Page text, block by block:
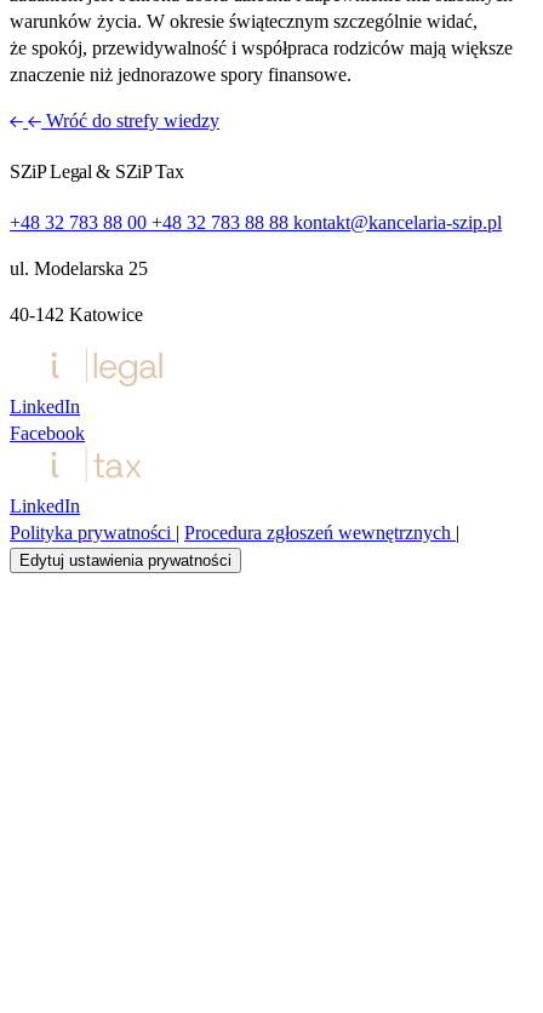
warunków życia. W okresie świątecznym szczególnie widać,
że spokój, przewidywalność i współpraca rodziców mają większe
znaczenie niż jednorazowe spory finansowe.
Wróć do strefy wiedzy
SZiP Legal & SZiP Tax
+48 32 783 88 00 +48 32 783 88 88 kontakt@kancelaria-szip.pl
ul. Modelarska 25
40‑142 Katowice
LinkedIn
Facebook
LinkedIn
Polityka prywatności | Procedura zgłoszeń wewnętrznych |
Edytuj ustawienia prywatności